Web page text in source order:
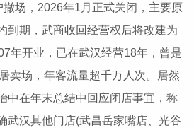
场，2026年1月正式关闭，主要原
到期，武商收回经营权后将改建为
年开业，已在武汉经营18年，曾是
卖场，年客流量超千万人次。居然
中在年末总结中回应闭店事宜，称
武汉其他门店(武昌岳家嘴店、光谷